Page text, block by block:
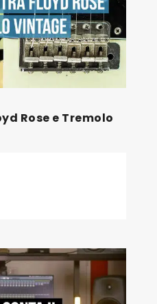
Rose e Tremolo